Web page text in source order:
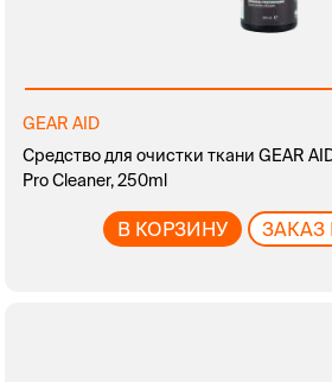
GEAR AID
Средство для очистки ткани GEAR
Pro Cleaner, 250ml
В КОРЗИНУ ЗАКАЗ